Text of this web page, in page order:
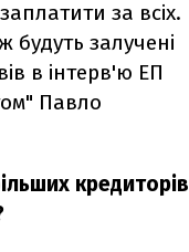
за всіх.
будуть залучені
в інтерв'ю ЕП
Павло
кредиторів